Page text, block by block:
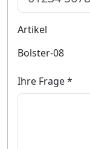
Artikel
Bolster-08
Ihre Frage *